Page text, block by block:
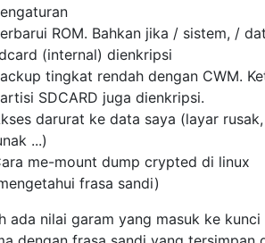
ROM. Bahkan jika / sistem, /
(internal) dienkripsi
tingkat rendah dengan CWM.
SDCARD juga dienkripsi.
darurat ke data saya (layar
...)
me-mount dump crypted di linux
frasa sandi)
ada nilai garam yang masuk ke kunci